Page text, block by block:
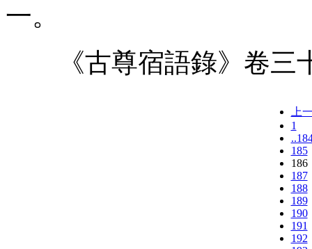
一。
《古尊宿語錄》卷三
上
1
185
186
187
188
189
190
191
192